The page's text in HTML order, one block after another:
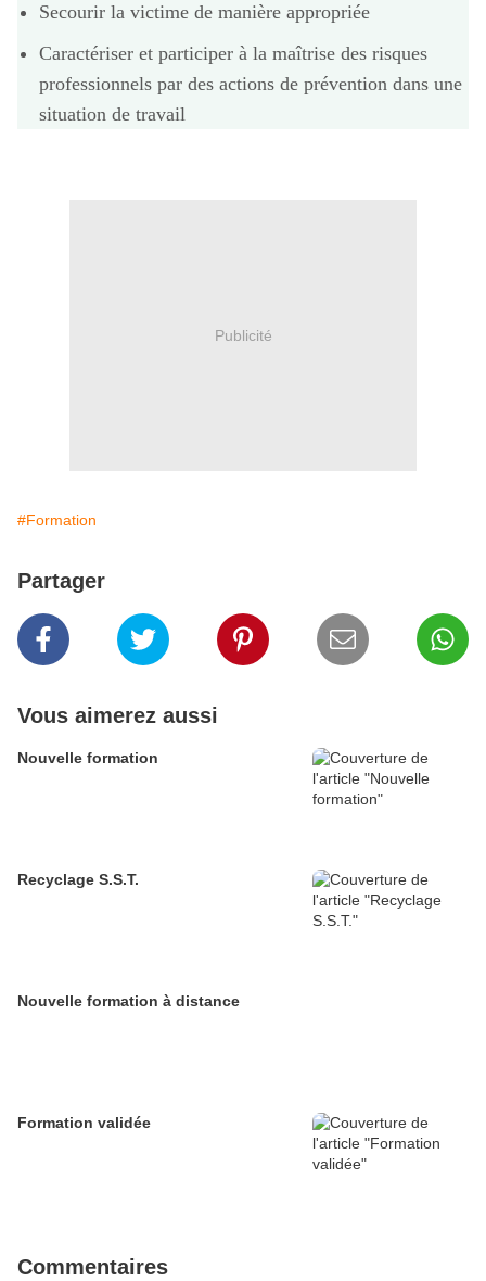
Secourir la victime de manière appropriée
Caractériser et participer à la maîtrise des risques
professionnels par des actions de prévention dans une
situation de travail
Publicité
#Formation
Partager
Vous aimerez aussi
Nouvelle formation
Recyclage S.S.T.
Nouvelle formation à distance
Formation validée
Commentaires